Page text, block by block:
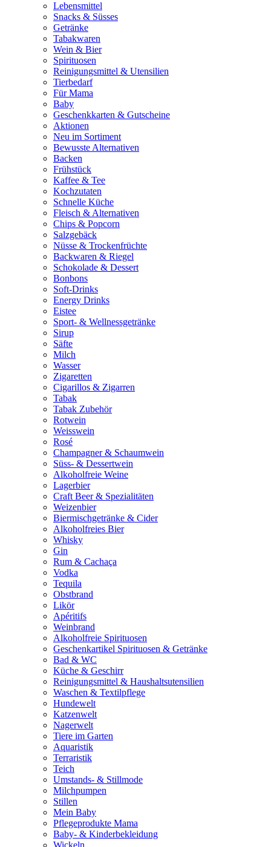
Lebensmittel
Snacks & Süsses
Getränke
Tabakwaren
Wein & Bier
Spirituosen
Reinigungsmittel & Utensilien
Tierbedarf
Für Mama
Baby
Geschenkkarten & Gutscheine
Aktionen
Neu im Sortiment
Bewusste Alternativen
Backen
Frühstück
Kaffee & Tee
Kochzutaten
Schnelle Küche
Fleisch & Alternativen
Chips & Popcorn
Salzgebäck
Nüsse & Trockenfrüchte
Backwaren & Riegel
Schokolade & Dessert
Bonbons
Soft-Drinks
Energy Drinks
Eistee
Sport- & Wellnessgetränke
Sirup
Säfte
Milch
Wasser
Zigaretten
Cigarillos & Zigarren
Tabak
Tabak Zubehör
Rotwein
Weisswein
Rosé
Champagner & Schaumwein
Süss- & Dessertwein
Alkoholfreie Weine
Lagerbier
Craft Beer & Spezialitäten
Weizenbier
Biermischgetränke & Cider
Alkoholfreies Bier
Whisky
Gin
Rum & Cachaça
Vodka
Tequila
Obstbrand
Likör
Apéritifs
Weinbrand
Alkoholfreie Spirituosen
Geschenkartikel Spirituosen & Getränke
Bad & WC
Küche & Geschirr
Reinigungsmittel & Haushaltsutensilien
Waschen & Textilpflege
Hundewelt
Katzenwelt
Nagerwelt
Tiere im Garten
Aquaristik
Terraristik
Teich
Umstands- & Stillmode
Milchpumpen
Stillen
Mein Baby
Pflegeprodukte Mama
Baby- & Kinderbekleidung
Wickeln